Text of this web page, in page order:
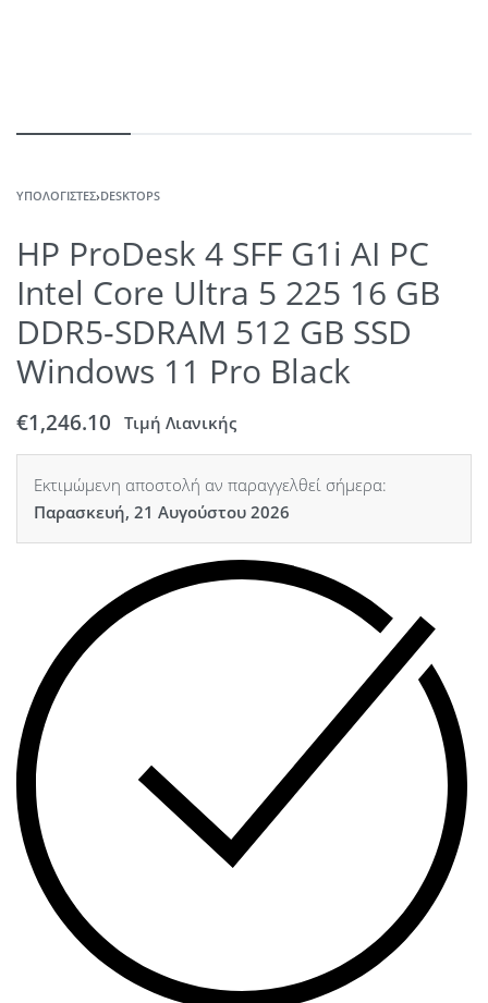
ΥΠΟΛΟΓΙΣΤΈΣ›DESKTOPS
HP ProDesk 4 SFF G1i AI PC
Intel Core Ultra 5 225 16 GB
DDR5-SDRAM 512 GB SSD
Windows 11 Pro Black
€1,246.10 Τιμή Λιανικής
Εκτιμώμενη αποστολή αν παραγγελθεί σήμερα:
Παρασκευή, 21 Αυγούστου 2026